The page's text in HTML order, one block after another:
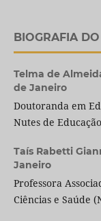
BIOGRAFIA
Telma de
de Janeiro
Doutoranda em
Nutes de
Taís Rabetti
Janeiro
Professora
Ciências e Saúde